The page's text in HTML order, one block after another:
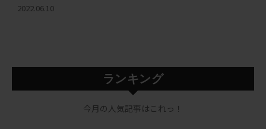
2022.06.10
ランキング
今月の人気記事はこれっ！